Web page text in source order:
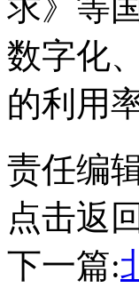
数字化
的利用率
责任编
点击返
下一篇: